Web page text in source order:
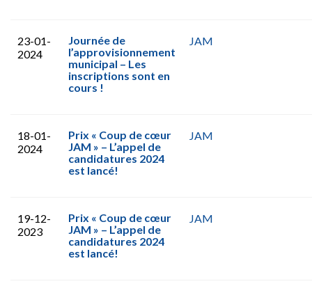
23-01-
2024
Journée de
l’approvisionnement
municipal – Les
inscriptions sont en
cours !
JAM
18-01-
2024
Prix « Coup de cœur
JAM » – L’appel de
candidatures 2024
est lancé!
JAM
19-12-
2023
Prix « Coup de cœur
JAM » – L’appel de
candidatures 2024
est lancé!
JAM